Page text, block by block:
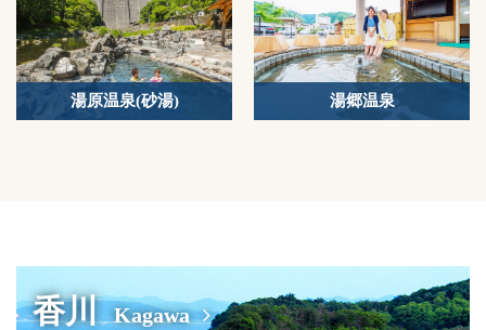
湯原温泉(砂湯) 湯郷温泉
香川 Kagawa